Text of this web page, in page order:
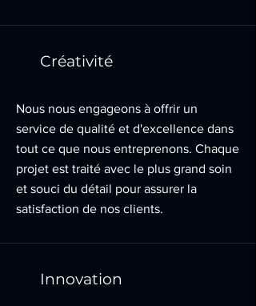
Créativité
Nous nous engageons à offrir un
service de qualité et d'excellence dans
tout ce que nous entreprenons. Chaque
projet est traité avec le plus grand soin
et souci du détail pour assurer la
satisfaction de nos clients.
Innovation